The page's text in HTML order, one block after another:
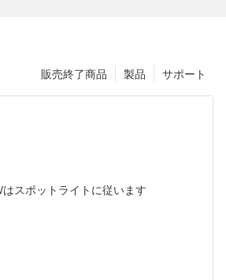
サポート
製品
販売終了商品